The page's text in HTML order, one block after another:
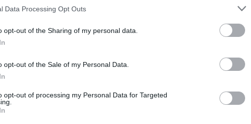
Data Processing Opt Outs
opt-out of the Sharing of my personal data.
opt-out of the Sale of my Personal Data.
opt-out of processing my Personal Data for Targeted
disponibiliza 230
a IPSS